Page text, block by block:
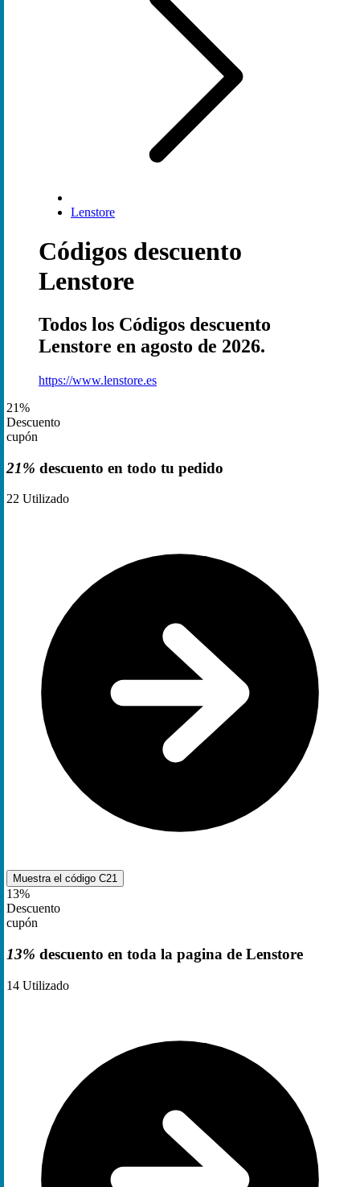
Lenstore
Códigos descuento
Lenstore
Todos los Códigos descuento
Lenstore en agosto de 2026.
https://www.lenstore.es
21%
Descuento
cupón
21% descuento en todo tu pedido
22 Utilizado
Muestra el código C21
13%
Descuento
cupón
13% descuento en toda la pagina de Lenstore
14 Utilizado